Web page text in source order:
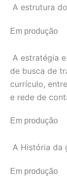
A estrutura
Em produção
A estratégia
de busca de
currículo,
e rede de
Em produção
A História da
Em produção